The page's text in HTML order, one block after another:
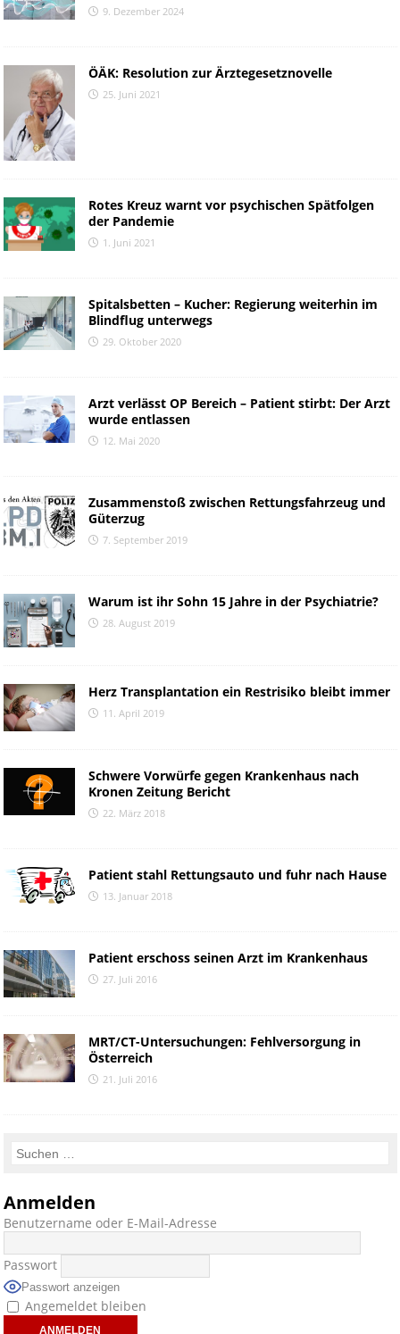
9. Dezember 2024
ÖÄK: Resolution zur Ärztegesetznovelle
25. Juni 2021
Rotes Kreuz warnt vor psychischen Spätfolgen
der Pandemie
1. Juni 2021
Spitalsbetten – Kucher: Regierung weiterhin im
Blindflug unterwegs
29. Oktober 2020
Arzt verlässt OP Bereich – Patient stirbt: Der Arzt
wurde entlassen
12. Mai 2020
Zusammenstoß zwischen Rettungsfahrzeug und
Güterzug
7. September 2019
Warum ist ihr Sohn 15 Jahre in der Psychiatrie?
28. August 2019
Herz Transplantation ein Restrisiko bleibt immer
11. April 2019
Schwere Vorwürfe gegen Krankenhaus nach
Kronen Zeitung Bericht
22. März 2018
Patient stahl Rettungsauto und fuhr nach Hause
13. Januar 2018
Patient erschoss seinen Arzt im Krankenhaus
27. Juli 2016
MRT/CT-Untersuchungen: Fehlversorgung in
Österreich
21. Juli 2016
Anmelden
Benutzername oder E-Mail-Adresse
Passwort
Passwort anzeigen
Angemeldet bleiben